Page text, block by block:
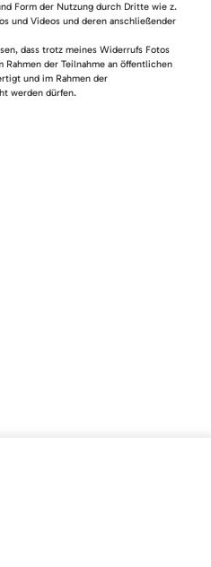
Form der Nutzung durch Dritte wie z.
und Videos und deren anschließender
dass trotz meines Widerrufs Fotos
Rahmen der Teilnahme an öffentlichen
und im Rahmen der
werden dürfen.